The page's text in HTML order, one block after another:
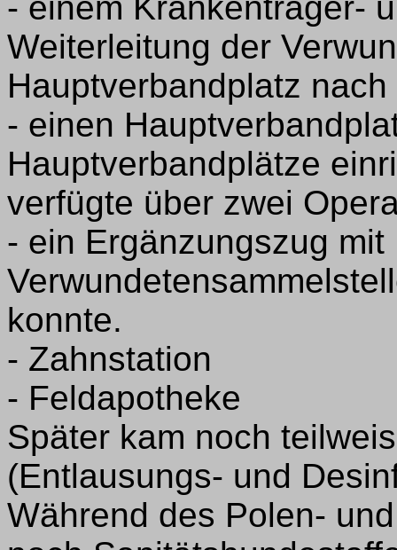
Weiterleitung der
Hauptverbandplatz
- einen
Hauptverbandplätze
verfügte über zwei
- ein Ergänzungszug
konnte.
- Zahnstation
- Feldapotheke
Später kam noch
(Entlausungs- und
Während des Polen-